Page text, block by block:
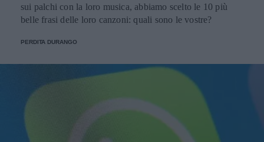
sui palchi con la loro musica, abbiamo scelto le 10 più
belle frasi delle loro canzoni: quali sono le vostre?
PERDITA DURANGO